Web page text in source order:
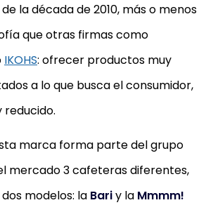
la década de 2010, más o menos
que otras firmas como
IKOHS: ofrecer productos muy
a lo que busca el consumidor,
reducido.
marca forma parte del grupo
mercado 3 cafeteras diferentes,
modelos: la Bariy la Mmmm!